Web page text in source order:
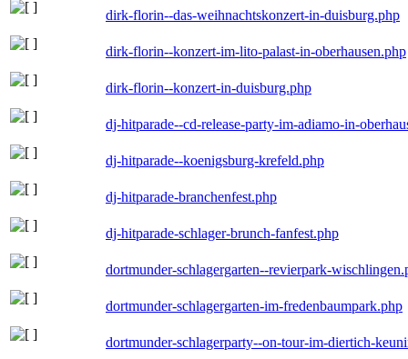
dirk-florin--das-weihnachtskonzert-in-duisburg.php
dirk-florin--konzert-im-lito-palast-in-oberhausen.php
dirk-florin--konzert-in-duisburg.php
dj-hitparade--cd-release-party-im-adiamo-in-
dj-hitparade--koenigsburg-krefeld.php
dj-hitparade-branchenfest.php
dj-hitparade-schlager-brunch-fanfest.php
dortmunder-schlagergarten--revierpark-
dortmunder-schlagergarten-im-fredenbaumpark.php
dortmunder-schlagerparty--on-tour-im-diertich-